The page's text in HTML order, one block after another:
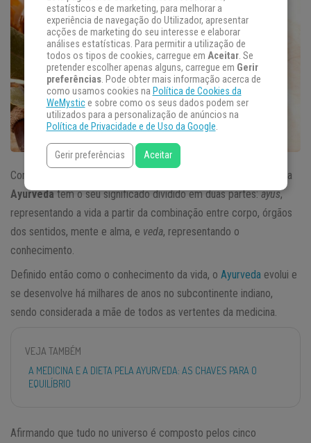
Com origem em sânscrito – idioma praticado na Índia – a palavra
Ayurvedatem o seu significado dividido em duas partes:ayus,
representando a vida a partir da combinação entre corpo, órgãos
dos sentidos, mente e alma, e veda, representando o
conhecimento.
Definido então como o conhecimento da vida, o Ayurveda evolui e
se desenvolve há milhares de anos no subcontinente indiano,
sendo considerada a mãe de todos as vertentes da medicina.
VEJA TAMBÉM
A MEDICINA E A DIETA PELA AYURVEDA: AS CHAVES PARA O
EQUILÍBRIO
Afirmando que tudo no universo é composto pelos cinco
estatísticos e de marketing, para melhorar a
experiência de navegação do Utilizador, apresentar
acções de marketing do seu interesse e elaborar
análises estatísticas. Para permitir a utilização de
todos os tipos de cookies, carregue em Aceitar. Se
pretender escolher apenas alguns, carregue em Gerir
preferências. Pode obter mais informação acerca de
como usamos cookies na Política de Cookies da
WeMystice sobre como os seus dados podem ser
utilizados para a personalização de anúncios na
Política de Privacidade e de Uso da Google.
Gerir preferências Aceitar